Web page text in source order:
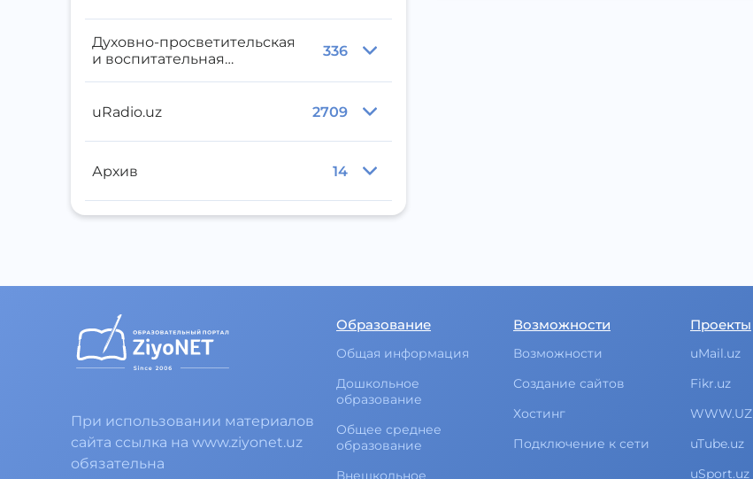
Духовно-просветительская
и воспитательная
336
uRadio.uz 2709
Архив 14
При использовании материалов
сайта ссылка на www.ziyonet.uz
обязательна
Образование
Общая информация
Дошкольное
образование
Общее среднее
образование
Внешкольное
Возможности
Возможности
Создание сайтов
Хостинг
Подключение к сети
Проекты
uMail.uz
Fikr.uz
WWW.UZ
uTube.uz
uSport.uz